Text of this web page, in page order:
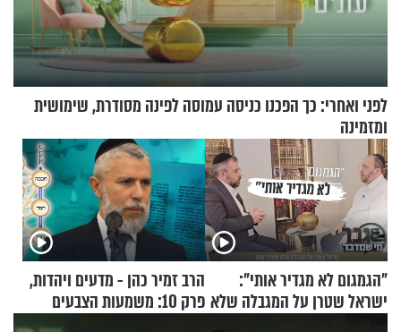
לפני ואחרי: כך הפכנו כניסה עמוסה לפינה מסודרת, שימושית
ומזמינה
"הגמגום לא מגדיר אותי":
ישראל שטרן על המגבלה שלא
הרב זמיר כהן - מדעים ויהדות,
פרק 10: משמעות הצבעים